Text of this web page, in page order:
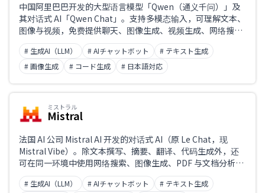
中国阿里巴巴开发的大型语言模型「Qwen（通义千问）」及
其对话式 AI「Qwen Chat」。支持多模态输入，可理解文本、
图像与视频，免费提供聊天、图像生成、视频生成、网络搜
索、文档处理与代码生成等功能。大量模型以开源方式发布，
支持中文输入输出。
# 生成AI（LLM） # AIチャットボット
# テキスト生成
# 画像生成
# コード生成 # 日本語対応
ミストラル
Mistral
法国 AI 公司 Mistral AI 开发的对话式 AI（原 Le Chat，现
Mistral Vibe）。除文本撰写、摘要、翻译、代码生成外，还
可在同一环境中使用网络搜索、图像生成、PDF 与文档分析、
Deep Research（深度调研）、语音输入、记忆、项目管理乃
至编程智能体。支持中文的输入与输出。
# 生成AI（LLM） # AIチャットボット
# テキスト生成